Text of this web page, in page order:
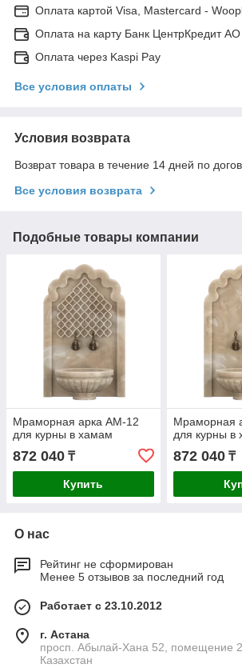
Оплата картой Visa, Mastercard -
Оплата на карту Банк ЦентрКредит АО
Оплата через Kaspi Pay
Все условия оплаты
Условия возврата
Возврат товара в течение 14 дней по
Все условия возврата
Подобные товары компании
Мраморная арка АМ-12
для курны в хамам
872 040 ₸
Купить
Мраморная
для курны в
872 040₸
О нас
Рейтинг не сформирован
Менее 5 отзывов за последний год
Работает с 23.10.2012
г. Астана
просп. Абылай-Хана 52, помещение
Казахстан